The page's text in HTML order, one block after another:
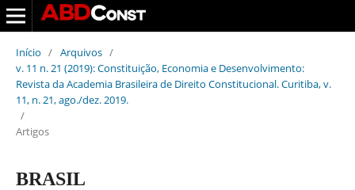
Início / Arquivos /
v. 11 n. 21 (2019): Constituição, Economia e Desenvolvimento:
Revista da Academia Brasileira de Direito Constitucional. Curitiba, v.
11, n. 21, ago./dez. 2019.
/
Artigos
BRASIL